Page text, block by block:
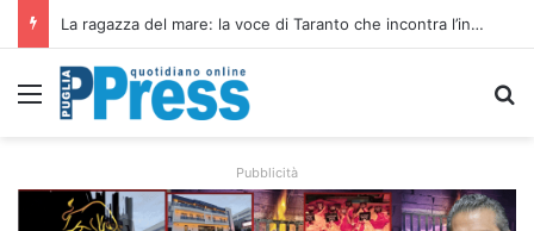
La ragazza del mare: la voce di Taranto che incontra l’indie pop e racconta rinascite
Menu
Pubblicità